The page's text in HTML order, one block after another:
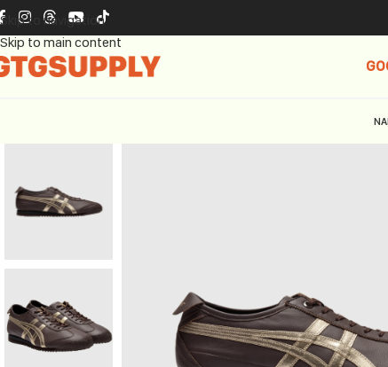
Skip to navigation
Skip to main content